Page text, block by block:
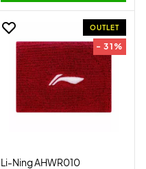
OUTLET
- 31%
Li-Ning AHWR010